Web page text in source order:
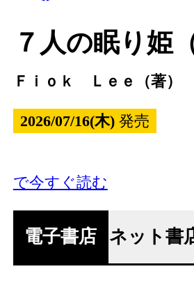
７人の眠り姫
Ｆｉｏｋ Ｌｅｅ（著）
2026/07/16(木)発売
で今すぐ読む
電子書店 ネット書